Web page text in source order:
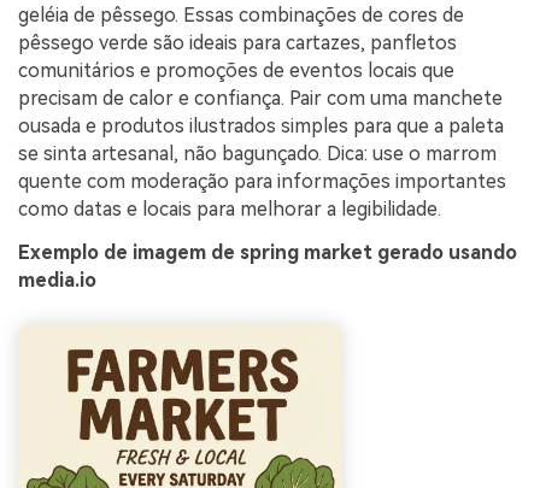
geléia de pêssego. Essas combinações de cores de
pêssego verde são ideais para cartazes, panfletos
comunitários e promoções de eventos locais que
precisam de calor e confiança. Pair com uma manchete
ousada e produtos ilustrados simples para que a paleta
se sinta artesanal, não bagunçado. Dica: use o marrom
quente com moderação para informações importantes
como datas e locais para melhorar a legibilidade.
Exemplo de imagem de spring market gerado usando
media.io